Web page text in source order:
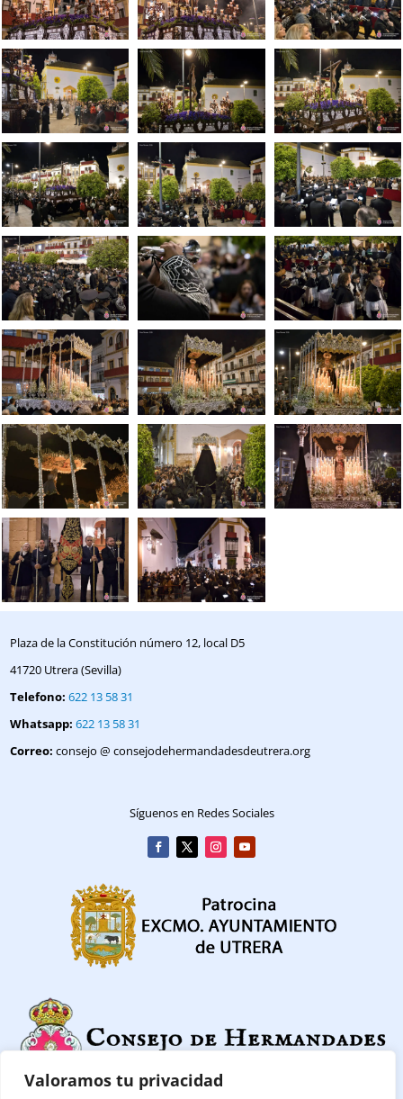
Valoramos tu privacidad
Plaza de la Constitución número 12, local D5
41720 Utrera (Sevilla)
Telefono: 622 13 58 31
Whatsapp: 622 13 58 31
Correo: consejo @ consejodehermandadesdeutrera.org
Síguenos en Redes Sociales